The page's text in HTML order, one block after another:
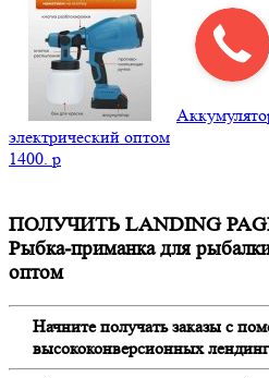
электрический оптом
1400. p
ПОЛУЧИТЬ LANDING
Рыбка-приманка для
оптом
Начните получать заказы с
высококонверсионных